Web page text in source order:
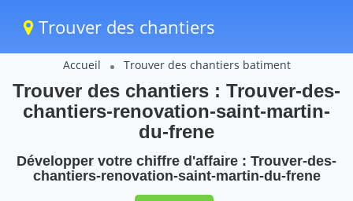
Trouver des chantiers
Accueil Trouver des chantiers batiment
Trouver des chantiers : Trouver-des-
chantiers-renovation-saint-martin-
du-frene
Développer votre chiffre d'affaire : Trouver-des-
chantiers-renovation-saint-martin-du-frene